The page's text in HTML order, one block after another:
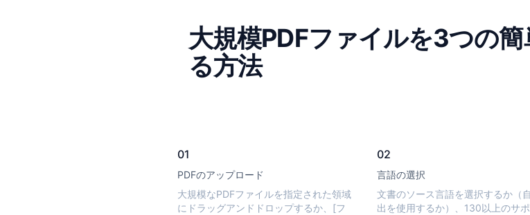
大規模PDFファイルを3つの
る方法
01
PDFのアップロード
大規模なPDFファイルを指定された領域
にドラッグアンドドロップするか、[フ
02
言語の選択
文書のソース言語を選択するか（
出を使用するか）、130以上のサ